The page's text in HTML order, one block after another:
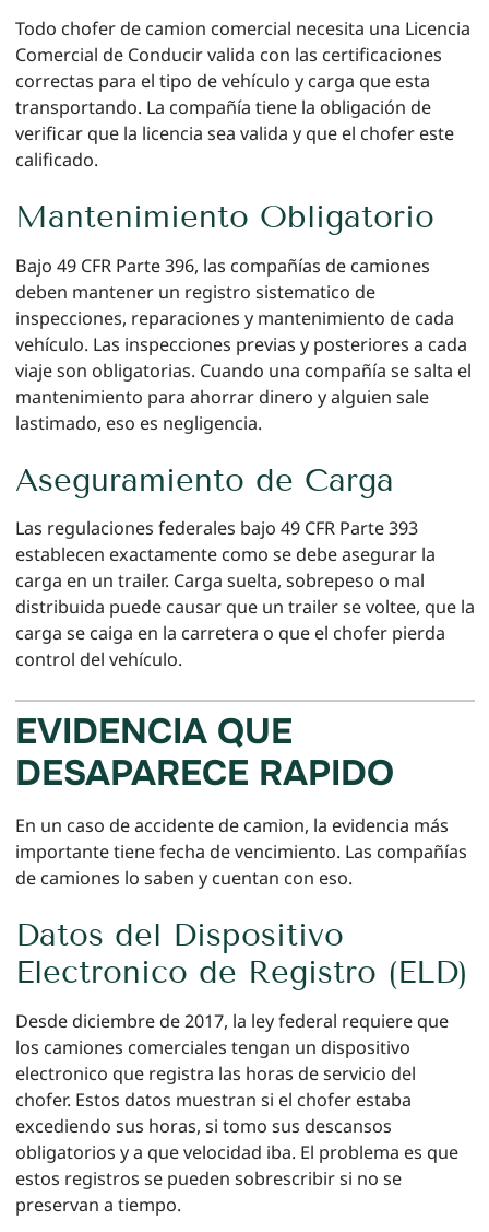
Todo chofer de camion comercial necesita una Licencia
Comercial de Conducir valida con las certificaciones
correctas para el tipo de vehículo y carga que esta
transportando. La compañía tiene la obligación de
verificar que la licencia sea valida y que el chofer este
calificado.
Mantenimiento Obligatorio
Bajo 49 CFR Parte 396, las compañías de camiones
deben mantener un registro sistematico de
inspecciones, reparaciones y mantenimiento de cada
vehículo. Las inspecciones previas y posteriores a cada
viaje son obligatorias. Cuando una compañía se salta el
mantenimiento para ahorrar dinero y alguien sale
lastimado, eso es negligencia.
Aseguramiento de Carga
Las regulaciones federales bajo 49 CFR Parte 393
establecen exactamente como se debe asegurar la
carga en un trailer. Carga suelta, sobrepeso o mal
distribuida puede causar que un trailer se voltee, que la
carga se caiga en la carretera o que el chofer pierda
control del vehículo.
EVIDENCIA QUE
DESAPARECE RAPIDO
En un caso de accidente de camion, la evidencia más
importante tiene fecha de vencimiento. Las compañías
de camiones lo saben y cuentan con eso.
Datos del Dispositivo
Electronico de Registro (ELD)
Desde diciembre de 2017, la ley federal requiere que
los camiones comerciales tengan un dispositivo
electronico que registra las horas de servicio del
chofer. Estos datos muestran si el chofer estaba
excediendo sus horas, si tomo sus descansos
obligatorios y a que velocidad iba. El problema es que
estos registros se pueden sobrescribir si no se
preservan a tiempo.